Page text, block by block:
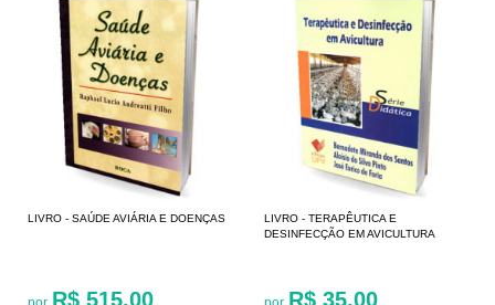
LIVRO - SAÚDE AVIÁRIA E DOENÇAS
R$ 515,00
LIVRO - TERAPÊUTICA E
DESINFECÇÃO EM AVICULTURA
R$ 35,00